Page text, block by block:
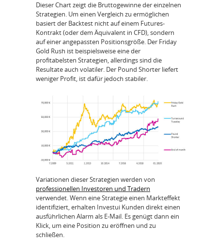
Dieser Chart zeigt die Bruttogewinne der einzelnen
Strategien. Um einen Vergleich zu ermöglichen
basiert der Backtest nicht auf einem Futures-
Kontrakt (oder dem Äquivalent in CFD), sondern
auf einer angepassten Positionsgröße. Der Friday
Gold Rush ist beispielsweise eine der
profitabelsten Strategien, allerdings sind die
Resultate auch volatiler. Der Pound Shorter liefert
weniger Profit, ist dafür jedoch stabiler.
Variationen dieser Strategien werden von
professionellen Investoren und Tradern
verwendet. Wenn eine Strategie einen Markteffekt
identifiziert, erhalten Investui Kunden direkt einen
ausführlichen Alarm als E-Mail. Es genügt dann ein
Klick, um eine Position zu eröffnen und zu
schließen.